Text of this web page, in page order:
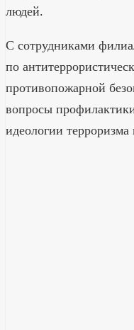
людей.
С сотрудниками
по
противопожарной
вопросы
идеологии терроризма